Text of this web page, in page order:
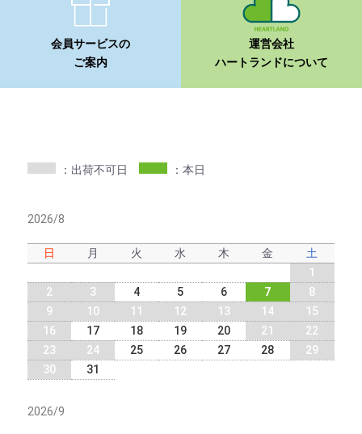
会員サービスの
ご案内
運営会社
ハートランドについて
：出荷不可日 ：本日
2026/8
日 月 火 水 木 金
土
1
2
3 4 5 6 7
8
9
10 11 12 13 14
15
16
17 18 19 20 21
22
23
24 25 26 27 28
29
30
31
2026/9